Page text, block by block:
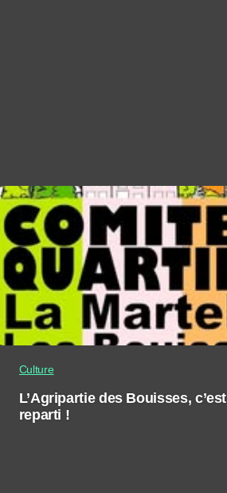
Culture
L’Agripartie des Bouisses, c’est
reparti !